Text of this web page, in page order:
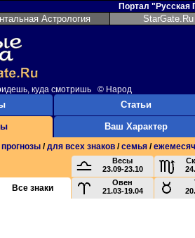
Портал "Русская
Астрология
куда смотришь © Народ
Статьи
Ваш Характер
/для всех знаков /семья /
Весы
23.09-23.10
Все знаки
Овен
21.03-19.04